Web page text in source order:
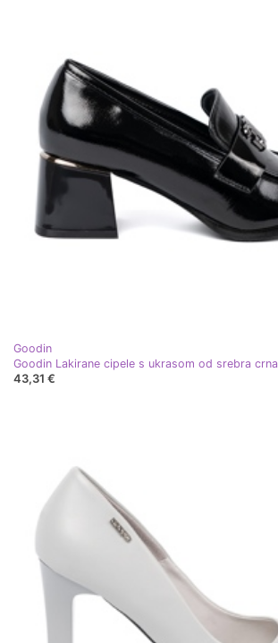
Goodin
Goodin Lakirane cipele s ukrasom od srebra crna
43,31 €